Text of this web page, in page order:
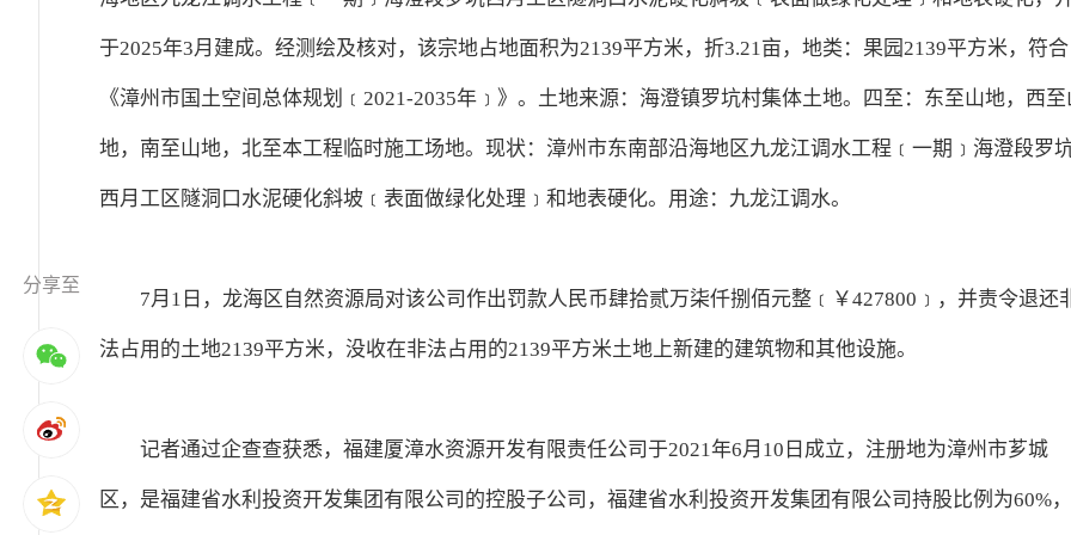
分享至
于2025年3月建成。经测绘及核对，该宗地占地面积为2139平方米，折3.21亩，地类：果园2139平方米，符合
《漳州市国土空间总体规划﹝2021-2035年﹞》。土地来源：海澄镇罗坑村集体土地。四至：东至山地，西至
地，南至山地，北至本工程临时施工场地。现状：漳州市东南部沿海地区九龙江调水工程﹝一期﹞海澄段罗
西月工区隧洞口水泥硬化斜坡﹝表面做绿化处理﹞和地表硬化。用途：九龙江调水。
7月1日，龙海区自然资源局对该公司作出罚款人民币肆拾贰万柒仟捌佰元整﹝￥427800﹞，并责令退还
法占用的土地2139平方米，没收在非法占用的2139平方米土地上新建的建筑物和其他设施。
记者通过企查查获悉，福建厦漳水资源开发有限责任公司于2021年6月10日成立，注册地为漳州市芗城
区，是福建省水利投资开发集团有限公司的控股子公司，福建省水利投资开发集团有限公司持股比例为60%，